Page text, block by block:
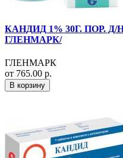
КАНДИД 1% 30Г. ПОР.
ГЛЕНМАРК/
ГЛЕНМАРК
от 765.00 р.
В корзину